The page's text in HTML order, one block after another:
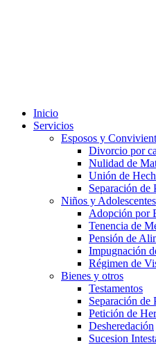
Inicio
Servicios
Esposos y
Divorcio por
Nulidad de
Unión de
Separación de
Niños y Adolescentes
Adopción por
Tenencia de
Pensión de
Impugnación
Régimen de
Bienes y otros
Testamentos
Separación de
Petición de
Desheredación
Sucesion